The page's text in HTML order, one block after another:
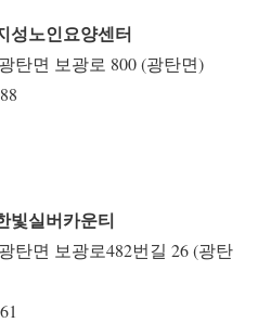
성노인요양센터
탄면 보광로 800 (광탄면)
빛실버카운티
탄면 보광로482번길 26 (광탄